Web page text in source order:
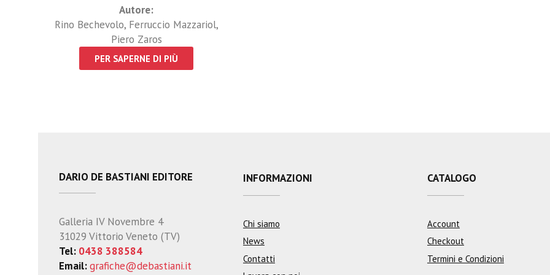
Autore:
Rino Bechevolo, Ferruccio Mazzariol,
Piero Zaros
PER SAPERNE DI PIÙ
DARIO DE BASTIANI EDITORE
Galleria IV Novembre 4
31029 Vittorio Veneto (TV)
Tel: 0438 388584
Email:grafiche@debastiani.it
INFORMAZIONI
Chi siamo
News
Contatti
CATALOGO
Account
Checkout
Termini e Condizioni